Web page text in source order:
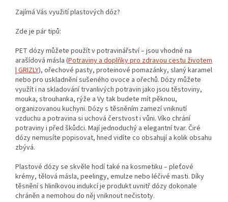
Zajímá Vás využití plastových dóz?
Zde je pár tipů:
PET dózy můžete použít v potravinářství – jsou vhodné na
arašídová másla (Potraviny a doplňky pro zdravou cestu životem
| GRIZLY), ořechové pasty, proteinové pomazánky, slaný karamel
nebo pro uskladnění sušeného ovoce a ořechů. Dózy můžete
využít i na skladování trvanlivých potravin jako jsou těstoviny,
mouka, strouhanka, rýže a Vy tak budete mít pěknou,
organizovanou kuchyni. Dózy s těsněním zamezí vniknutí
vzduchu a potravina si uchová čerstvost i vůni. Víko chrání
potraviny i před škůdci. Mají jednoduchý a elegantní tvar. Čiré
dózy nemusíte popisovat, hned vidíte co obsahují a kolik obsahu
zbývá.
Plastové dózy se skvěle hodí také na kosmetiku – pleťové
krémy, tělová másla, peelingy, emulze nebo léčivé masti. Díky
těsnění s hliníkovou indukcí je produkt uvnitř dózy dokonale
chráněn a nemohou do něj vniknout nečistoty.